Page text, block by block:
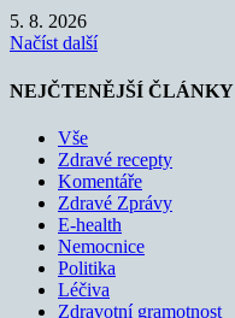
5. 8. 2026
Načíst další
NEJČTENĚJŠÍ ČLÁNKY
Vše
Zdravé recepty
Komentáře
Zdravé Zprávy
E-health
Nemocnice
Politika
Léčiva
Zdravotní gramotnost